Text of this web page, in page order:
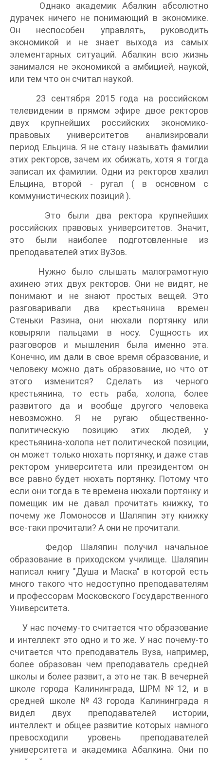
Однако академик Абалкин абсолютно
дурачек ничего не понимающий в экономике.
Он неспособен управлять, руководить
экономикой и не знает выхода из самых
элементарных ситуаций. Абалкин всю жизнь
занимался не экономикой а амбицией, наукой,
или тем что он считал наукой.
23 сентября 2015 года на российском
телевидении в прямом эфире двое ректоров
двух крупнейших российских экономико-
правовых университетов анализировали
период Ельцина. Я не стану называть фамилии
этих ректоров, зачем их обижать, хотя я тогда
записал их фамилии. Одни из ректоров хвалил
Ельцина, второй - ругал ( в основном с
коммунистических позиций ).
Это были два ректора крупнейших
российских правовых университетов. Значит,
это были наиболее подготовленные из
преподавателей этих ВуЗов.
Нужно было слышать малограмотную
ахинею этих двух ректоров. Они не видят, не
понимают и не знают простых вещей. Это
разговаривали два крестьянина времен
Стеньки Разина, они нюхали портянку или
ковыряли пальцами в носу. Сущность их
разговоров и мышления была именно эта.
Конечно, им дали в свое время образование, и
человеку можно дать образование, но что от
этого изменится? Сделать из черного
крестьянина, то есть раба, холопа, более
развитого да и вообще другого человека
невозможно. Я не ругаю общественно-
политическую позицию этих людей, у
крестьянина-холопа нет политической позиции,
он может только нюхать портянку, и даже став
ректором университета или президентом он
все равно будет нюхать портянку. Потому что
если они тогда в те времена нюхали портянку и
помещик им не давал прочитать книжку, то
почему же Ломоносов и Шаляпин эту книжку
все-таки прочитали? А они не прочитали.
Федор Шаляпин получил начальное
образование в приходском училище. Шаляпин
написал книгу "Душа и Маска" в которой есть
много такого что недоступно преподавателям
и профессорам Московского Государственного
Университета.
У нас почему-то считается что образование
и интеллект это одно и то же. У нас почему-то
считается что преподаватель Вуза, например,
более образован чем преподаватель средней
школы и более развит, а это не так. В вечерней
школе города Калининграда, ШРМ №12, и в
средней школе №43 города Калининграда я
видел двух преподавателей истории,
интеллект и общее развитие которых намного
превосходили уровень преподавателей
университета и академика Абалкина. Они по